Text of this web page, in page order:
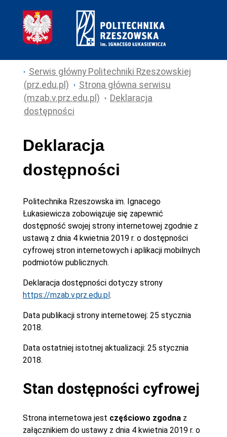
Serwis główny Politechniki Rzeszowskiej
(prz.edu.pl)
Strona główna serwisu
(mzab.v.prz.edu.pl)
Deklaracja
dostępności
Deklaracja
dostępności
Politechnika Rzeszowska im. Ignacego
Łukasiewiczazobowiązuje się zapewnić
dostępność swojej strony internetowej zgodnie z
ustawą z dnia 4 kwietnia 2019 r. o dostępności
cyfrowej stron internetowych i aplikacji mobilnych
podmiotów publicznych.
Deklaracja dostępności dotyczy strony
https://mzab.v.prz.edu.pl.
Data publikacji strony internetowej: 25 stycznia
2018.
Data ostatniej istotnej aktualizacji: 25 stycznia
2018.
Stan dostępności cyfrowej
Strona internetowa jest częściowo zgodna z
załącznikiem do ustawy z dnia 4 kwietnia 2019 r. o